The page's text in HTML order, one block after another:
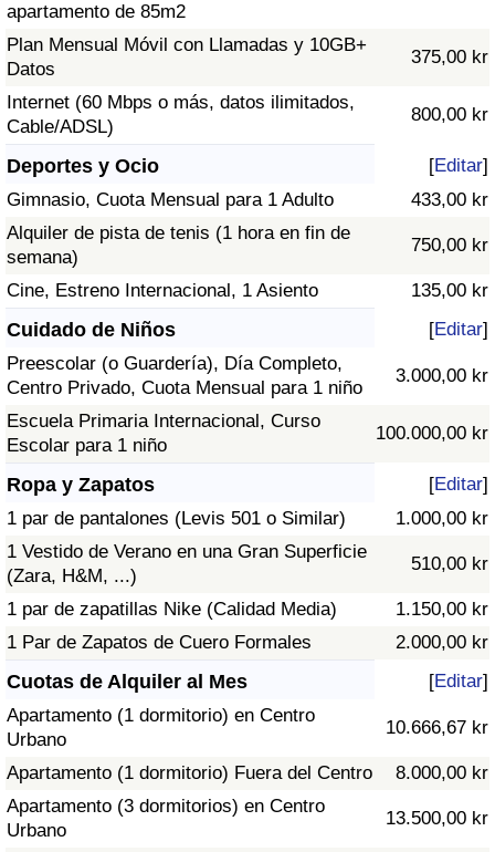
apartamento de 85m2
Plan Mensual Móvil con Llamadas y 10GB+
Datos
375,00 kr
Internet (60 Mbps o más, datos ilimitados,
Cable/ADSL)
800,00 kr
Deportes y Ocio [Editar]
Gimnasio, Cuota Mensual para 1 Adulto
433,00 kr
Alquiler de pista de tenis (1 hora en fin de
semana)
750,00 kr
Cine, Estreno Internacional, 1 Asiento 135,00 kr
Cuidado de Niños [Editar]
Preescolar (o Guardería), Día Completo,
Centro Privado, Cuota Mensual para 1 niño
3.000,00 kr
Escuela Primaria Internacional, Curso
Escolar para 1 niño
100.000,00 kr
Ropa y Zapatos [Editar]
1 par de pantalones (Levis 501 o Similar)
1.000,00 kr
1 Vestido de Verano en una Gran Superficie
(Zara, H&M, ...)
510,00 kr
1 par de zapatillas Nike (Calidad Media)
1.150,00 kr
1 Par de Zapatos de Cuero Formales
2.000,00 kr
Cuotas de Alquiler al Mes [Editar]
Apartamento (1 dormitorio) en Centro
Urbano
10.666,67 kr
Apartamento (1 dormitorio) Fuera del Centro
8.000,00 kr
Apartamento (3 dormitorios) en Centro
Urbano
13.500,00 kr